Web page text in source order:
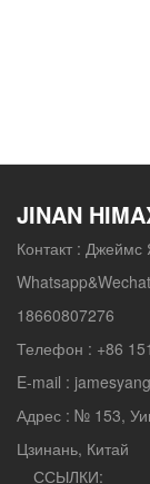
JINAN
Контакт : Джеймс
18660807276
Телефон : +86
E-mail :
Адрес : № 153,
Цзинань, Китай
ССЫЛКИ: